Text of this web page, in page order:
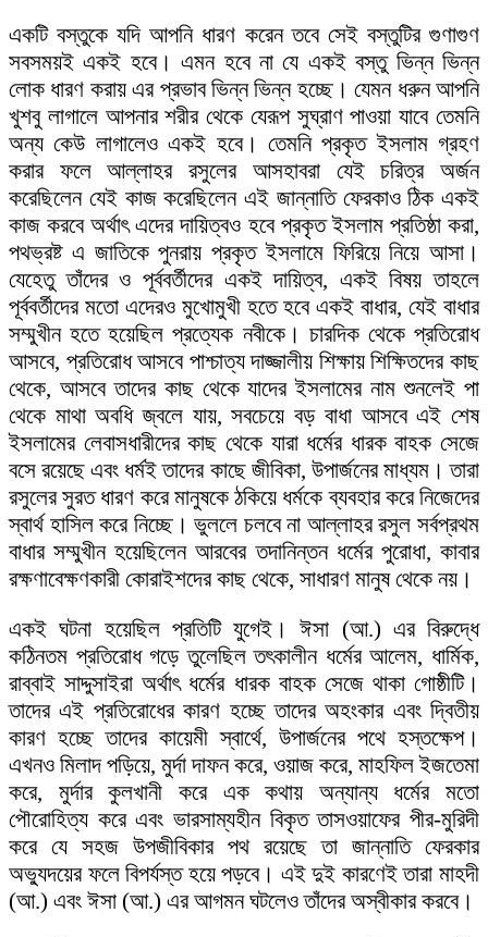
একটি বস্তুকে যদি আপনি ধারণ করেন তবে সেই বস্তুটির গুণাগুণ
সবসময়ই একই হবে। এমন হবে না যে একই বস্তু ভিন্ন ভিন্ন
লোক ধারণ করায় এর প্রভাব ভিন্ন ভিন্ন হচ্ছে। যেমন ধরুন আপনি
খুশবু লাগালে আপনার শরীর থেকে যেরূপ সুঘ্রাণ পাওয়া যাবে তেমনি
অন্য কেউ লাগালেও একই হবে। তেমনি প্রকৃত ইসলাম গ্রহণ
করার ফলে আল্লাহর রসুলের আসহাবরা যেই চরিত্র অর্জন
করেছিলেন যেই কাজ করেছিলেন এই জান্নাতি ফেরকাও ঠিক একই
কাজ করবে অর্থাৎ এদের দায়িত্বও হবে প্রকৃত ইসলাম প্রতিষ্ঠা করা,
পথভ্রষ্ট এ জাতিকে পুনরায় প্রকৃত ইসলামে ফিরিয়ে নিয়ে আসা।
যেহেতু তাঁদের ও পূর্ববর্তীদের একই দায়িত্ব, একই বিষয় তাহলে
পূর্ববর্তীদের মতো এদেরও মুখোমুখী হতে হবে একই বাধার, যেই বাধার
সম্মুখীন হতে হয়েছিল প্রত্যেক নবীকে। চারদিক থেকে প্রতিরোধ
আসবে, প্রতিরোধ আসবে পাশ্চাত্য দাজ্জালীয় শিক্ষায় শিক্ষিতদের কাছ
থেকে, আসবে তাদের কাছ থেকে যাদের ইসলামের নাম শুনলেই পা
থেকে মাথা অবধি জ্বলে যায়, সবচেয়ে বড় বাধা আসবে এই শেষ
ইসলামের লেবাসধারীদের কাছ থেকে যারা ধর্মের ধারক বাহক সেজে
বসে রয়েছে এবং ধর্মই তাদের কাছে জীবিকা, উপার্জনের মাধ্যম। তারা
রসুলের সুরত ধারণ করে মানুষকে ঠকিয়ে ধর্মকে ব্যবহার করে নিজেদের
স্বার্থ হাসিল করে নিচ্ছে। ভুললে চলবে না আল্লাহর রসুল সর্বপ্রথম
বাধার সম্মুখীন হয়েছিলেন আরবের তদানিন্তন ধর্মের পুরোধা, কাবার
রক্ষণাবেক্ষণকারী কোরাইশদের কাছ থেকে, সাধারণ মানুষ থেকে নয়।
একই ঘটনা হয়েছিল প্রতিটি যুগেই। ঈসা (আ.) এর বিরুদ্ধে
কঠিনতম প্রতিরোধ গড়ে তুলেছিল তৎকালীন ধর্মের আলেম, ধার্মিক,
রাব্বাই সাদ্দুসাইরা অর্থাৎ ধর্মের ধারক বাহক সেজে থাকা গোষ্ঠীটি।
তাদের এই প্রতিরোধের কারণ হচ্ছে তাদের অহংকার এবং দ্বিতীয়
কারণ হচ্ছে তাদের কায়েমী স্বার্থে, উপার্জনের পথে হস্তক্ষেপ।
এখনও মিলাদ পড়িয়ে, মুর্দা দাফন করে, ওয়াজ করে, মাহফিল ইজতেমা
করে, মুর্দার কুলখানী করে এক কথায় অন্যান্য ধর্মের মতো
পৌরোহিত্য করে এবং ভারসাম্যহীন বিকৃত তাসওয়াফের পীর-মুরিদী
করে যে সহজ উপজীবিকার পথ রয়েছে তা জান্নাতি ফেরকার
অভ্যুদয়ের ফলে বিপর্যস্ত হয়ে পড়বে। এই দুই কারণেই তারা মাহদী
(আ.) এবং ঈসা (আ.) এর আগমন ঘটলেও তাঁদের অস্বীকার করবে।